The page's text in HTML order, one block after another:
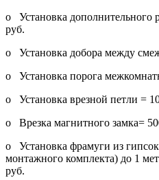
o Установка дополнительного
руб.
o Установка добора между
o Установка порога
o Установка врезной петли =
o Врезка магнитного замка=
o Установка фрамуги из
монтажного комплекта) до 1
руб.